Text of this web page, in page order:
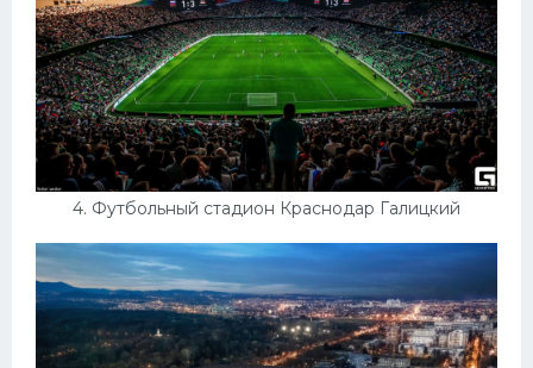
4. Футбольный стадион Краснодар Галицкий